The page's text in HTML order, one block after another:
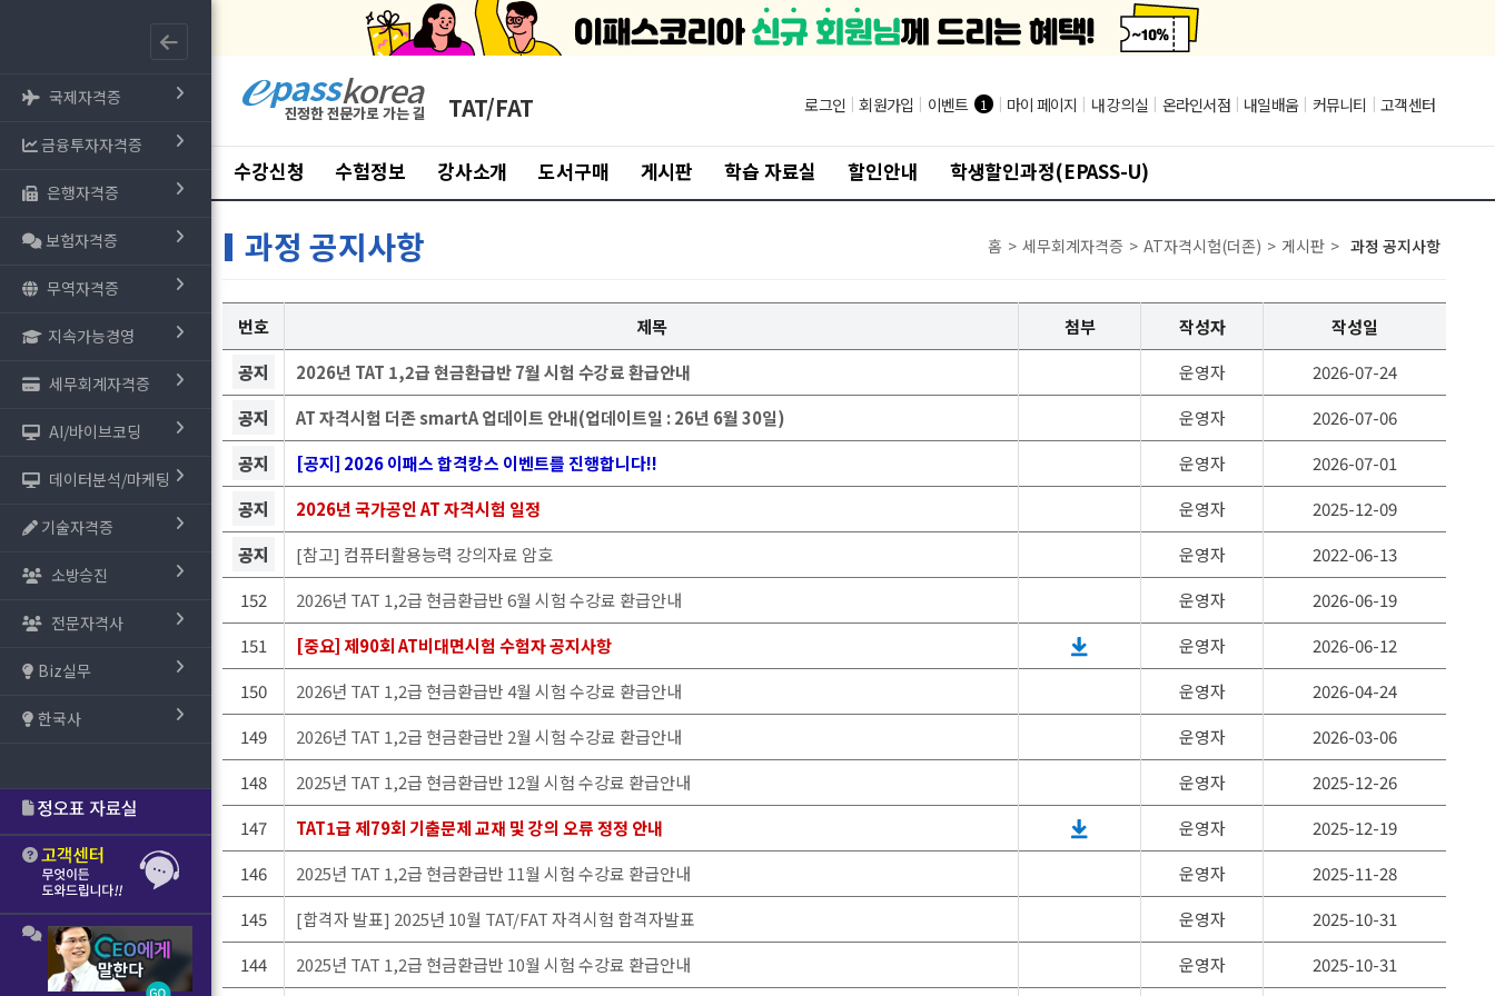
국제자격증
금융투자자격증
은행자격증
보험자격증
무역자격증
지속가능경영
세무회계자격증
AI/바이브코딩
데이터분석/마케팅
기술자격증
소방승진
전문자격사
Biz실무
한국사
TAT/FAT 로그인 | 회원가입 | 이벤트 1 | 마이 페이지 | 내 강의실 | 온라인서점 | 내일배움 | 커뮤니티 | 고객센터
수강신청 수험정보 강사소개 도서구매 게시판 학습 자료실 할인안내 학생할인과정(EPASS-U)
과정 공지사항 홈 > 세무회계자격증 > AT자격시험(더존) > 게시판 > 과정 공지사항
번호 제목 첨부 작성자
작성일
공지
2026년 TAT 1,2급 현금환급반 7월 시험 수강료 환급안내 운영자
2026-07-24
공지
AT 자격시험 더존 smartA 업데이트 안내(업데이트일 : 26년 6월 30일) 운영자
2026-07-06
공지
[공지] 2026 이패스 합격캉스 이벤트를 진행합니다!! 운영자
2026-07-01
공지
2026년 국가공인 AT 자격시험 일정 운영자
2025-12-09
공지
[참고] 컴퓨터활용능력 강의자료 암호 운영자
2022-06-13
152
2026년 TAT 1,2급 현금환급반 6월 시험 수강료 환급안내 운영자
2026-06-19
151
[중요] 제90회 AT비대면시험 수험자 공지사항 운영자
2026-06-12
150
2026년 TAT 1,2급 현금환급반 4월 시험 수강료 환급안내 운영자
2026-04-24
149
2026년 TAT 1,2급 현금환급반 2월 시험 수강료 환급안내 운영자
2026-03-06
148
2025년 TAT 1,2급 현금환급반 12월 시험 수강료 환급안내 운영자
2025-12-26
147
TAT1급 제79회 기출문제 교재 및 강의 오류 정정 안내 운영자
2025-12-19
146
2025년 TAT 1,2급 현금환급반 11월 시험 수강료 환급안내 운영자
2025-11-28
145
[합격자 발표] 2025년 10월 TAT/FAT 자격시험 합격자발표 운영자
2025-10-31
144
2025년 TAT 1,2급 현금환급반 10월 시험 수강료 환급안내 운영자 2025-10-31